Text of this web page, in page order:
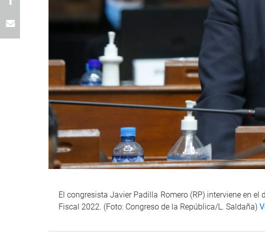
El congresista Javier Padilla Romero (RP) interviene en
Fiscal 2022. (Foto: Congreso de la República/L. Saldaña)